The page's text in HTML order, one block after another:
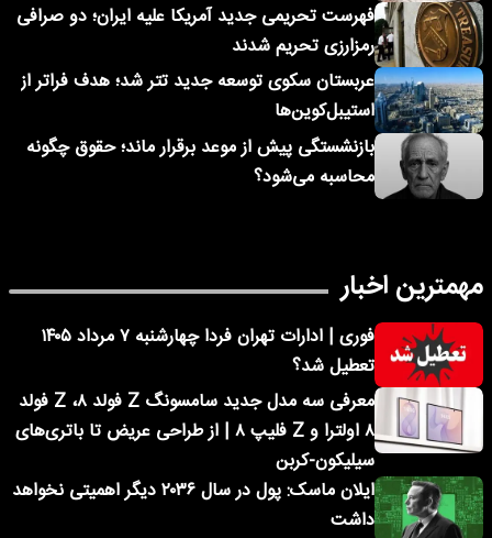
فهرست تحریمی جدید آمریکا علیه ایران؛ دو صرافی
رمزارزی تحریم شدند
عربستان سکوی توسعه جدید تتر شد؛ هدف فراتر از
استیبل‌کوین‌ها
بازنشستگی پیش از موعد برقرار ماند؛ حقوق چگونه
محاسبه می‌شود؟
مهمترین اخبار
فوری | ادارات تهران فردا چهارشنبه ۷ مرداد ۱۴۰۵
تعطیل شد؟
معرفی سه مدل جدید سامسونگ Z فولد ۸، Z فولد
۸ اولترا و Z فلیپ ۸ | از طراحی عریض تا باتری‌های
سیلیکون-کربن
ایلان ماسک: پول در سال ۲۰۳۶ دیگر اهمیتی نخواهد
داشت